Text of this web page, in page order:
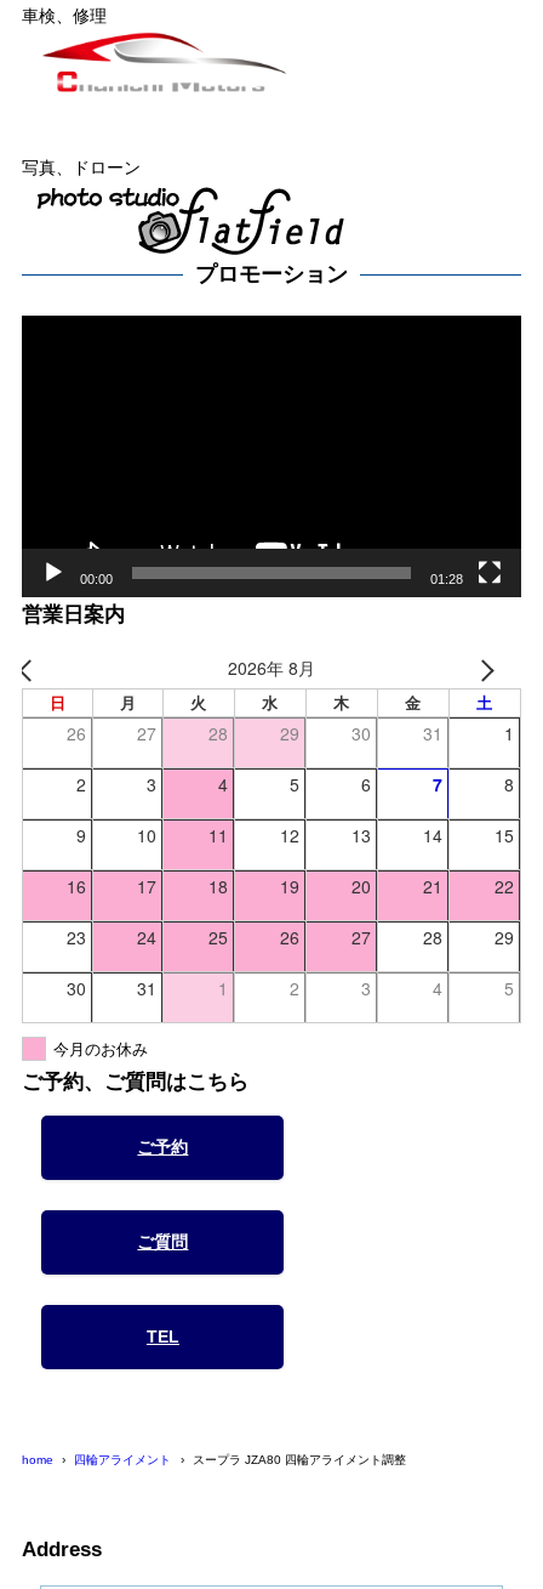
車検、修理
写真、ドローン
プロモーション
00:00 01:28
営業日案内
2026年 8月
日 月 火 水 木 金 土
26 27 28 29 30 31 1
2 3 4 5 6 7 8
9 10 11 12 13 14 15
16 17 18 19 20 21 22
23 24 25 26 27 28 29
30 31 1 2 3 4 5
今月のお休み
ご予約、ご質問はこちら
ご予約
ご質問
TEL
home 四輪アライメント スープラ JZA80 四輪アライメント調整
Address